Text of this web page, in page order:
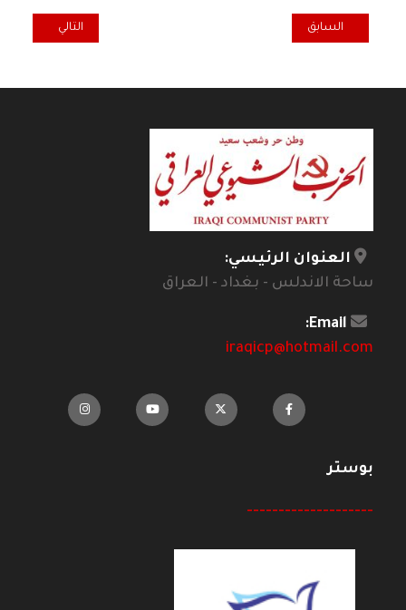
المقال السابق: الحكومة تريد إبعاد ثلاث فئات عن الانتخابات
السابق المقال التالي:
التالي
العنوان الرئيسي:
ساحة الاندلس - بغداد - العراق
Email:
iraqicp@hotmail.com
بوستر
--------------------